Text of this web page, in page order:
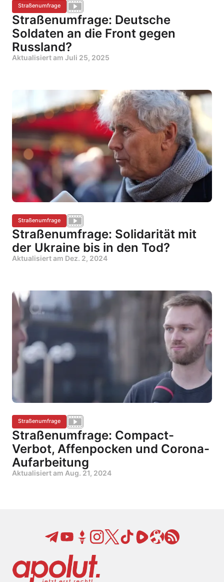
Straßenumfrage
Straßenumfrage: Deutsche
Soldaten an die Front gegen
Russland?
Aktualisiert am Juli 25, 2025
Straßenumfrage
Straßenumfrage: Solidarität mit
der Ukraine bis in den Tod?
Aktualisiert am Dez. 2, 2024
Straßenumfrage
Straßenumfrage: Compact-
Verbot, Affenpocken und Corona-
Aufarbeitung
Aktualisiert am Aug. 21, 2024